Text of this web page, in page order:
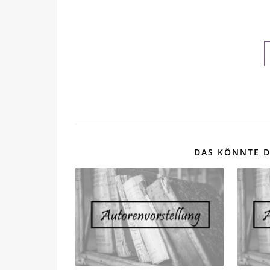
DAS KÖNNTE